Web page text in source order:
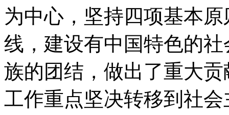
为中心，坚持四项基本
线，建设有中国特色的
族的团结，做出了重大
工作重点坚决转移到社